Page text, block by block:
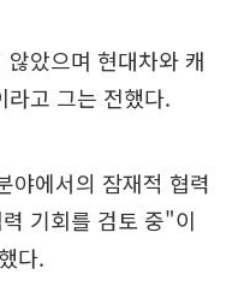
았으며 현대차와 캐
라고 그는 전했다.
야에서의 잠재적 협력
기회를 검토 중"이
다.